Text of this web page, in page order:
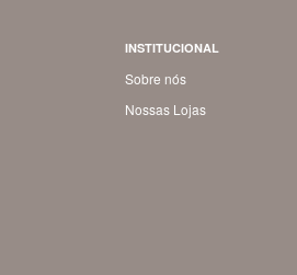
INSTITUCIONAL
Sobre nós
Nossas Lojas